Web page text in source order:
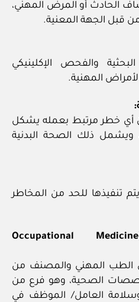
الحادث أو المرض المهني،
قبل الجهة المعنية.
والفحص الإكلينيكي
المهنية.
أي خطر مرتبط بعمله يشكل
ويشمل ذلك الصحة البدنية
يتم تنفيذها للحد من المخاطر
الطبيب المهني (Occupational Medicine
المهني والمصنف من
الصحية، وهو فرع من
العامل/ الموظف في